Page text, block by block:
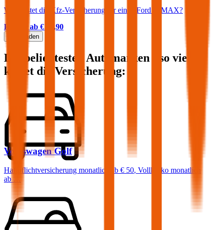
Was kostet die Kfz-Versicherung für einen Ford C-MAX?
Prämie ab € 47,90
Mehr laden
Die beliebtesten Automarken - so viel
kostet die Versicherung:
Volkswagen Golf
Haftpflichtversicherung monatlich ab € 50, Vollkasko monatlich
ab …